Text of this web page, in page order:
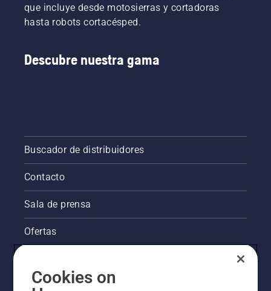
que incluye desde motosierras y cortadoras
hasta robots cortacésped.
Descubre nuestra gama
Buscador de distribuidores
Contacto
Sala de prensa
Ofertas
Información legal de productos
Cookies on